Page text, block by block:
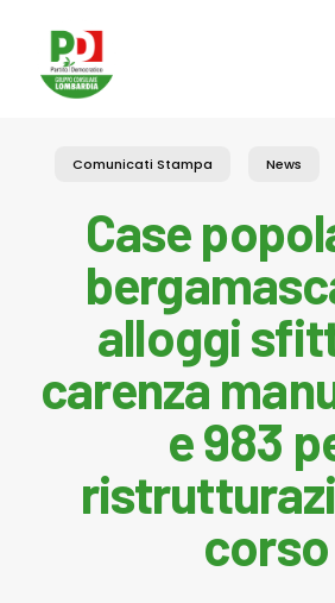
content
Comunicati Stampa News
Case
alloggi
carenza
e 983
corso